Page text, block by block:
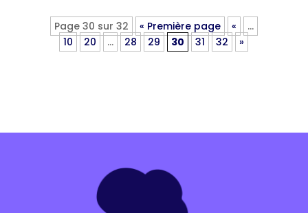
Page 30 sur 32 « Première page «
…
10
20 … 28 29 30 31 32 »